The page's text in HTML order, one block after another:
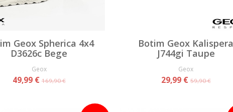
Geox Spherica 4x4
D3626c Bege
Geox
49,99 € 169,90 €
Botim Geox Kalispera
J744gi Taupe
Geox
29,99 €59,90 €